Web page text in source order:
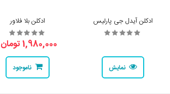
ادکلن آیدل جی پارلیس
نمایش
ادکلن بلا فلاور
1,980,000 تومان
ناموجود